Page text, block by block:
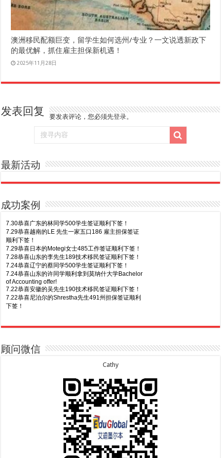
澳洲移民配额巨变，留学生如何选州/专业？一文说透新政下
的最优解，抓住雇主担保新机遇！
2025年11月28日
发表回复 要发表评论，您必须先登录。
最新活动
成功案例
Business offer！
8.6恭喜江苏的谢先生600旅游签证顺利下签，三年多
8.5恭喜江苏的杨女士190技术移民签证顺利下签！
8.3恭喜黑龙江的刘女士864父母签证顺利下签！
8.3恭喜天津的陈同学和妈妈590+500学生签证顺利
7.30恭喜广东的林同学500学生签证顺利下签！
7.29恭喜越南的LE 先生一家五口186 雇主担保签证
顺利下签！
7.29恭喜日本的Motegi女士485工作签证顺利下签！
7.28恭喜山东的李先生189技术移民签证顺利下签！
7.24恭喜辽宁的蔡同学500学生签证顺利下签！
7.24恭喜山东的许同学顺利拿到莫纳什大学Bachelor
of Accounting offer!
7.22恭喜安徽的吴先生190技术移民签证顺利下签！
7.22恭喜尼泊尔的Shrestha先生491州担保签证顺利
下签！
签！
7.15恭喜江苏的曹同学500学生签证顺利下签！
7.13恭喜广东的邓同学500学生签证顺利下签！
7.9恭喜广东的喻同学500学生签证顺利下签！
7.8恭喜黑龙江的刘女士600旅游签证顺利下签，三年
7.7恭喜北京的王先生和孩子600旅游签证顺利下签，
顾问微信
Cathy